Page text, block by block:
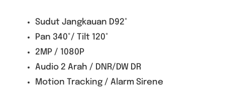
Sudut Jangkauan D92°
Pan 340°/ Tilt 120°
2MP / 1080P
Audio 2 Arah / DNR/DW DR
Motion Tracking / Alarm Sirene